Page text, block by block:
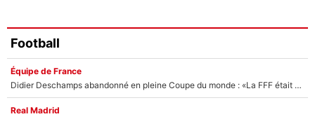
Football
Équipe de France
Didier Deschamps abandonné en pleine Coupe du monde : «La FFF était déjà passée à Zinedine Zidane»
Real Madrid